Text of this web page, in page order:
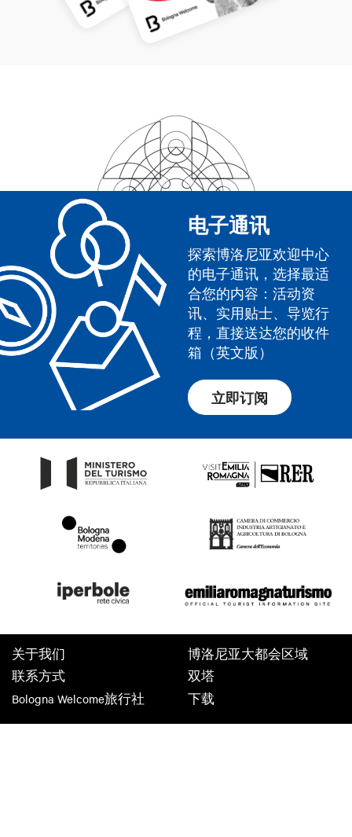
电子通讯
探索博洛尼亚欢迎中心
的电子通讯，选择最适
合您的内容：活动资
讯、实用贴士、导览行
程，直接送达您的收件
箱（英文版）
立即订阅
关于我们
联系方式
Bologna Welcome旅行社
博洛尼亚大都会区域
双塔
下载